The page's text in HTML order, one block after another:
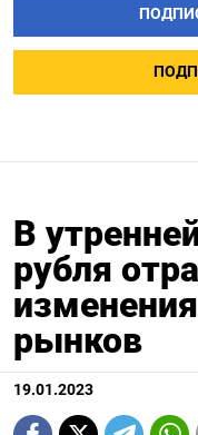
В
рубля
рынков
19.01.2023